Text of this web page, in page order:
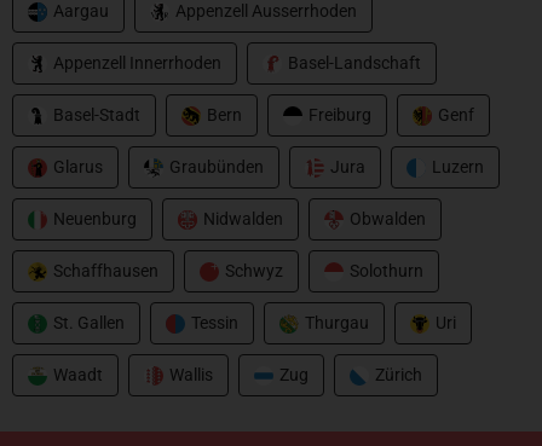
Aargau Appenzell Ausserrhoden
Appenzell Innerrhoden Basel-Landschaft
Basel-Stadt Bern Freiburg Genf
Glarus Graubünden Jura Luzern
Neuenburg Nidwalden Obwalden
Schaffhausen Schwyz Solothurn
St. Gallen Tessin Thurgau Uri
Waadt Wallis Zug Zürich